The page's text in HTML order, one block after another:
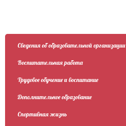
Сведения об образовательной организации
Воспитательная работа
Трудовое обучение и воспитание
Дополнительное образование
Спортивная жизнь